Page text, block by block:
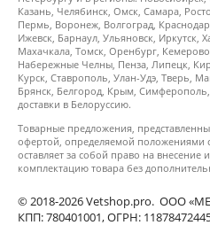
Казань, Челябинск, Омск, Самара,
Пермь, Воронеж, Волгоград,
Ижевск, Барнаул, Ульяновск, Иркутск,
Махачкала, Томск, Оренбург,
Набережные Челны, Пенза, Липецк,
Курск, Ставрополь, Улан-Удэ, Тверь,
Брянск, Белгород, Крым,
доставки в Белоруссию.
Товарные предложения,
офертой, определяемой положениями
оставляет за собой право на
комплектацию товара без
© 2018-2026 Vetshop.pro. ООО
КПП: 780401001, ОГРН: